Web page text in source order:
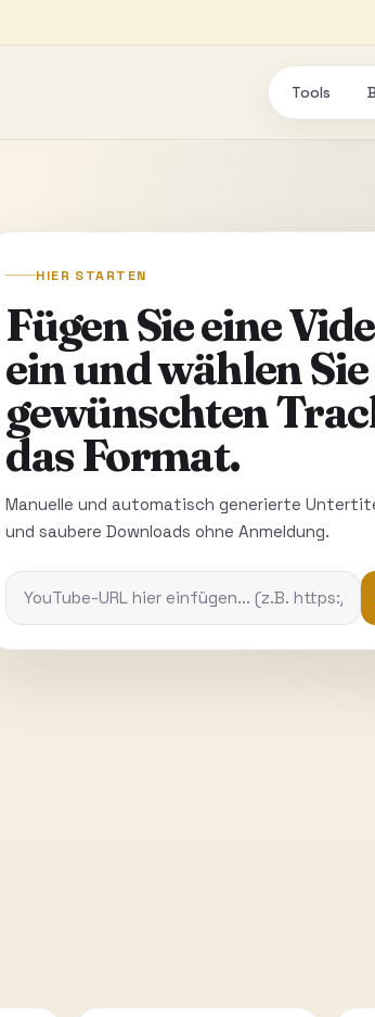
Tools
HIER STARTEN
Fügen Sie eine
ein und wählen
gewünschten
das Format.
Manuelle und automatisch generierte
und saubere Downloads ohne Anmeldung.